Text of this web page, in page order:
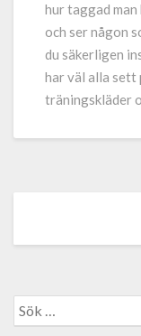
gymmet
hur taggad man
och ser någon
du säkerligen
har väl alla sett
träningskläder
Search
for: